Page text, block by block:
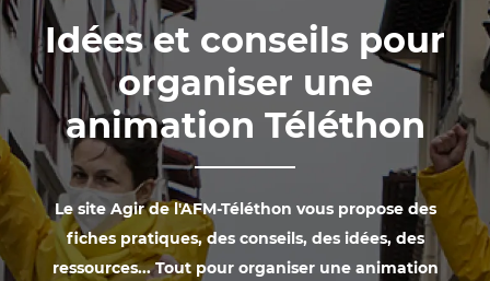
Idées et conseils pour
organiser une
animation Téléthon
Le site Agir de l'AFM-Téléthon vous propose des
fiches pratiques, des conseils, des idées, des
ressources... Tout pour organiser une animation